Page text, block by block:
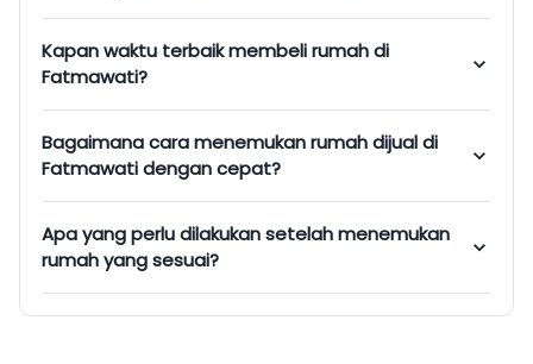
Kapan waktu terbaik membeli rumah di
Fatmawati?
Bagaimana cara menemukan rumah dijual di
Fatmawati dengan cepat?
Apa yang perlu dilakukan setelah menemukan
rumah yang sesuai?